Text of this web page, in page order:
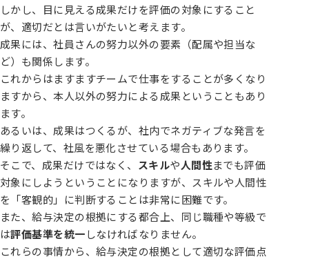
しかし、目に見える成果だけを評価の対象にすること
が、適切だとは言いがたいと考えます。
成果には、社員さんの努力以外の要素（配属や担当な
ど）も関係します。
これからはますますチームで仕事をすることが多くなり
ますから、本人以外の努力による成果ということもあり
ます。
あるいは、成果はつくるが、社内でネガティブな発言を
繰り返して、社風を悪化させている場合もあります。
そこで、成果だけではなく、 スキルや人間性までも評価
対象にしようということになりますが、スキルや人間性
を「客観的」に判断することは非常に困難です。
また、給与決定の根拠にする都合上、同じ職種や等級で
は評価基準を統一しなければなりません。
これらの事情から、給与決定の根拠として適切な評価点